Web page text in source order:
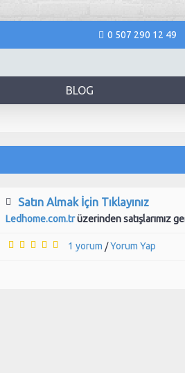
0 507 290 12 49
BLOG
Satın Almak İçin Tıklayınız
Ledhome.com.trüzerinden satışlarımız
1 yorum /Yorum Yap